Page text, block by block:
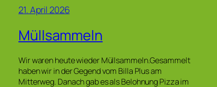
21. April 2026
Müllsammeln
Wir waren heute wieder Müllsammeln.Gesammelt
haben wir in der Gegend vom Billa Plus am
Mitterweg. Danach gab es als Belohnung Pizza im